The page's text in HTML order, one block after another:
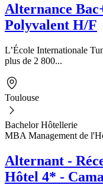
Alternance
Polyvalent H/F
L’École Internationale
plus de 2 800...
Toulouse
Bachelor Hôtellerie
MBA Management de
Alternant -
Hôtel 4* -